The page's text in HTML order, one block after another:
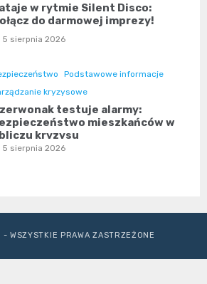
w rytmie Silent Disco:
do darmowej imprezy!
5 sierpnia 2026
Podstawowe informacje
kryzysowe
testuje alarmy:
mieszkańców w
kryzysu
5 sierpnia 2026
WSZYSTKIE PRAWA ZASTRZEŻONE